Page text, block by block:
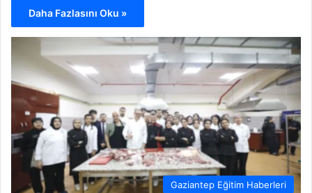
Daha Fazlasını Oku »
Gaziantep Eğitim Haberleri